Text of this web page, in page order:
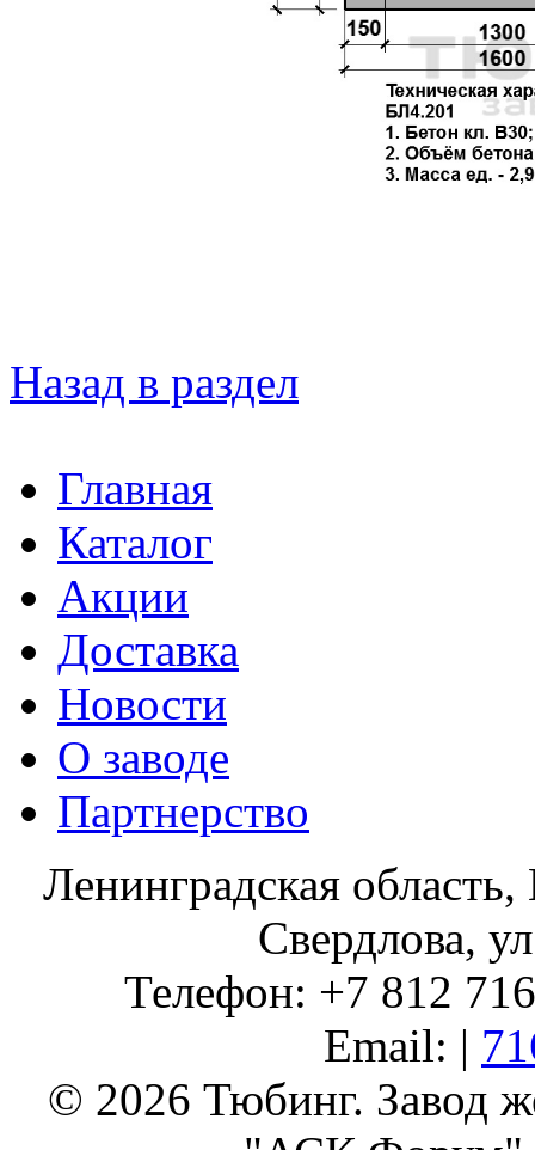
Назад в раздел
Главная
Каталог
Акции
Доставка
Новости
О заводе
Партнерство
Ленинградская
Свердлова,
Телефон: +7 812
Email: |
© 2026 Тюбинг. Завод